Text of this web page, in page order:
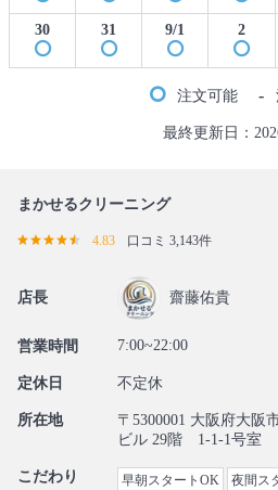
30 31 9/1 2
注文可能 -
最終更新日：
まかせるクリーニング
4.83 口コミ 3,143件
店長 齋藤佑貴
営業時間 7:00~22:00
定休日 不定休
所在地
〒5300001 大阪府大阪
ビル 29階 1-1-1号室
こだわり 早朝スタートOK 夜間ス